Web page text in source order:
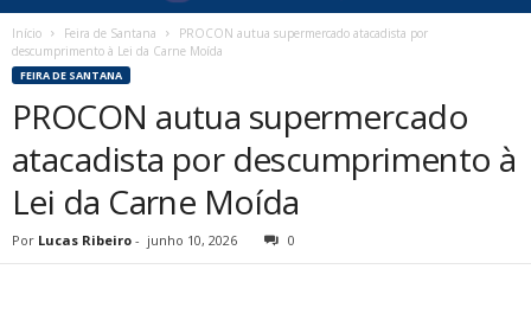
Início Feira de Santana
PROCON autua supermercado atacadista por
descumprimento à Lei da Carne Moída
FEIRA DE SANTANA
PROCON autua supermercado
atacadista por descumprimento à
Lei da Carne Moída
Por Lucas Ribeiro - junho 10, 2026 0